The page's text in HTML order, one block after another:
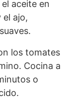
aceite en
el ajo,
los tomates
Cocina a
o